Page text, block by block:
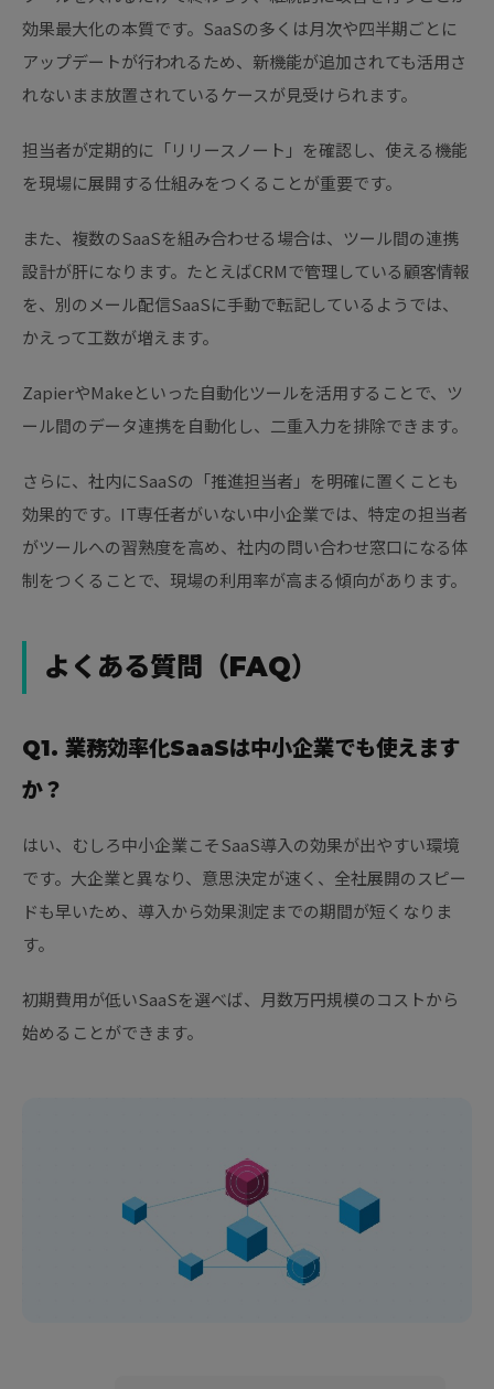
効果最大化の本質です。SaaSの多くは月次や四半期ごとに
アップデートが行われるため、新機能が追加されても活用さ
れないまま放置されているケースが見受けられます。
担当者が定期的に「リリースノート」を確認し、使える機能
を現場に展開する仕組みをつくることが重要です。
また、複数のSaaSを組み合わせる場合は、ツール間の連携
設計が肝になります。たとえばCRMで管理している顧客情報
を、別のメール配信SaaSに手動で転記しているようでは、
かえって工数が増えます。
ZapierやMakeといった自動化ツールを活用することで、ツ
ール間のデータ連携を自動化し、二重入力を排除できます。
さらに、社内にSaaSの「推進担当者」を明確に置くことも
効果的です。IT専任者がいない中小企業では、特定の担当者
がツールへの習熟度を高め、社内の問い合わせ窓口になる体
制をつくることで、現場の利用率が高まる傾向があります。
よくある質問（FAQ）
Q1. 業務効率化SaaSは中小企業でも使えます
か？
はい、むしろ中小企業こそSaaS導入の効果が出やすい環境
です。大企業と異なり、意思決定が速く、全社展開のスピー
ドも早いため、導入から効果測定までの期間が短くなりま
す。
初期費用が低いSaaSを選べば、月数万円規模のコストから
始めることができます。